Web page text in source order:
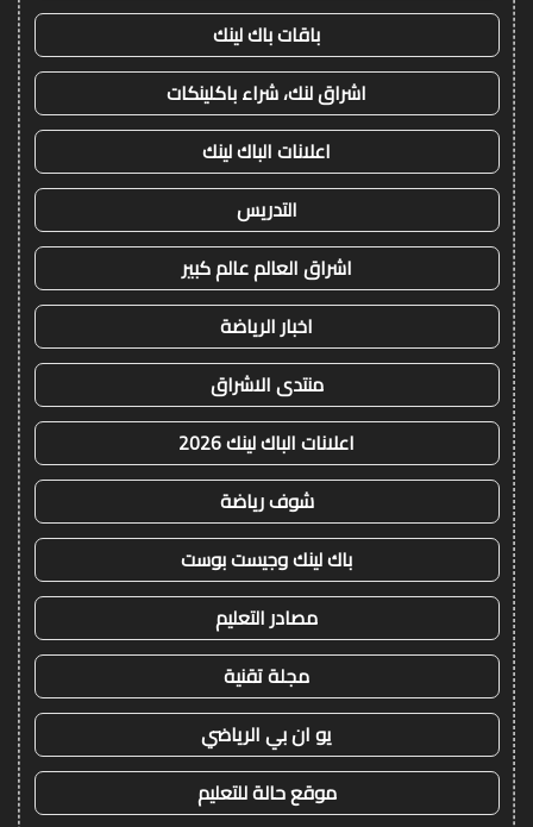
باقات باك لينك
اشراق لنك، شراء باكلينكات
اعلانات الباك لينك
التدريس
اشراق العالم عالم كبير
اخبار الرياضة
منتدى الاشراق
اعلانات الباك لينك 2026
شوف رياضة
باك لينك وجيست بوست
مصادر التعليم
مجلة تقنية
يو ان بي الرياضي
موقع حالة للتعليم